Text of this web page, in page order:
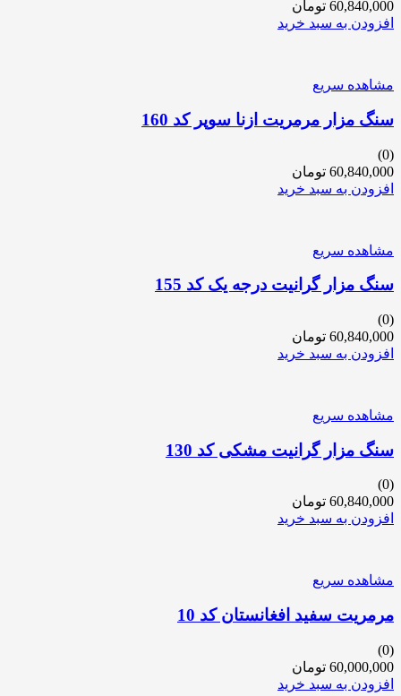
60,840,000 تومان
افزودن به سبد خرید
مشاهده سریع
سنگ مزار مرمریت ازنا سوپر کد 160
(0)
60,840,000 تومان
افزودن به سبد خرید
مشاهده سریع
سنگ مزار گرانیت درجه یک کد 155
(0)
60,840,000 تومان
افزودن به سبد خرید
مشاهده سریع
سنگ مزار گرانیت مشکی کد 130
(0)
60,840,000 تومان
افزودن به سبد خرید
مشاهده سریع
مرمریت سفید افغانستان کد 10
(0)
60,000,000 تومان
افزودن به سبد خرید